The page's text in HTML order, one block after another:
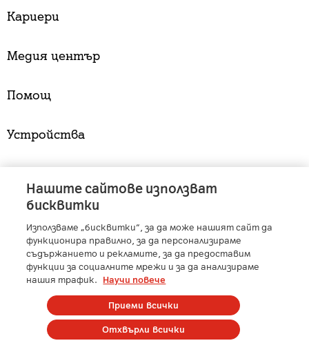
Кариери
Медия център
Помощ
Устройства
A1 Austria - A1 Croatia - A1 Serbia - A1 Belarus
A1 Bulgaria
- A1 Macedonia - A1 Slovenia
A1 Digital
- Member of A1 Group
Copyright © 2025 А1 България. | Protected by reCAPTCHA
Нашите сайтове използват
бисквитки
Използваме „бисквитки“, за да може нашият сайт да
функционира правилно, за да персонализираме
съдържанието и рекламите, за да предоставим
функции за социалните мрежи и за да анализираме
нашия трафик.
Научи повече
Отхвърли всички
Приеми всички